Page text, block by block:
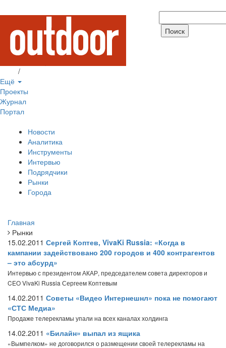
/
Ещё
Проекты
Журнал
Портал
Новости
Аналитика
Инструменты
Интервью
Подрядчики
Рынки
Города
Главная
Рынки
15.02.2011 Сергей Коптев, VivaKi Russia: «Когда в
кампании задействовано 200 городов и 400 контрагентов
– это абсурд»
Интервью с президентом АКАР, председателем совета директоров и
CEO VivaKi Russia Сергеем Коптевым
14.02.2011 Советы «Видео Интернешнл» пока не помогают
«СТС Медиа»
Продаже телерекламы упали на всех каналах холдинга
14.02.2011 «Билайн» выпал из ящика
«Вымпелком» не договорился о размещении своей телерекламы на